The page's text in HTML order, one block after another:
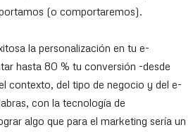
(o comportaremos).
la personalización en tu e-
hasta 80 % tu conversión -desde
contexto, del tipo de negocio y del e-
con la tecnología de
algo que para el marketing sería un